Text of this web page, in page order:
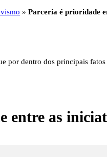
» Parceria é prioridade
por dentro dos principais
entre as